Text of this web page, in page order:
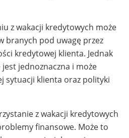
z wakacji kredytowych może
branych pod uwagę przez
kredytowej klienta. Jednak
jednoznaczna i może
sytuacji klienta oraz polityki
z wakacji kredytowych
finansowe. Może to